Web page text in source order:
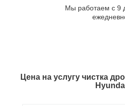
Мы работаем с 9
Цена на услугу чистка